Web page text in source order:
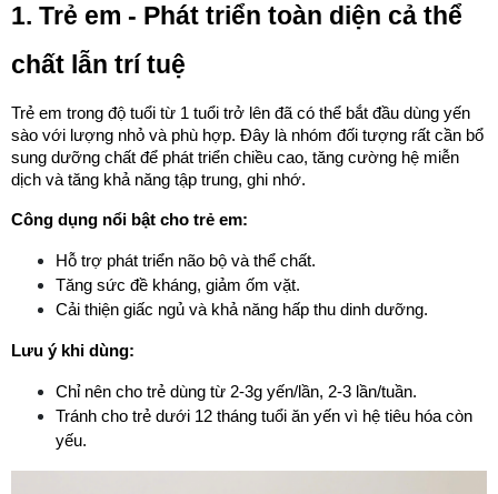
1. Trẻ em - Phát triển toàn diện cả thể
chất lẫn trí tuệ
Trẻ em trong độ tuổi từ 1 tuổi trở lên đã có thể bắt đầu dùng yến
sào với lượng nhỏ và phù hợp. Đây là nhóm đối tượng rất cần bổ
sung dưỡng chất để phát triển chiều cao, tăng cường hệ miễn
dịch và tăng khả năng tập trung, ghi nhớ.
Công dụng nổi bật cho trẻ em:
Hỗ trợ phát triển não bộ và thể chất.
Tăng sức đề kháng, giảm ốm vặt.
Cải thiện giấc ngủ và khả năng hấp thu dinh dưỡng.
Lưu ý khi dùng:
Chỉ nên cho trẻ dùng từ 2-3g yến/lần, 2-3 lần/tuần.
Tránh cho trẻ dưới 12 tháng tuổi ăn yến vì hệ tiêu hóa còn
yếu.